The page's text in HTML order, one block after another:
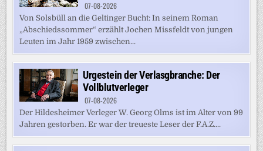
07-08-2026
Von Solsbüll an die Geltinger Bucht: In seinem Roman
„Abschiedssommer“ erzählt Jochen Missfeldt von jungen
Leuten im Jahr 1959 zwischen...
Urgestein der Verlasgbranche: Der
Vollblutverleger
07-08-2026
Der Hildesheimer Verleger W. Georg Olms ist im Alter von 99
Jahren gestorben. Er war der treueste Leser der F.A.Z....